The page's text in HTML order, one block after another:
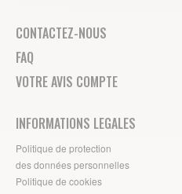
CONTACTEZ-NOUS
FAQ
VOTRE AVIS COMPTE
INFORMATIONS LEGALES
Politique de protection
des données personnelles
Politique de cookies